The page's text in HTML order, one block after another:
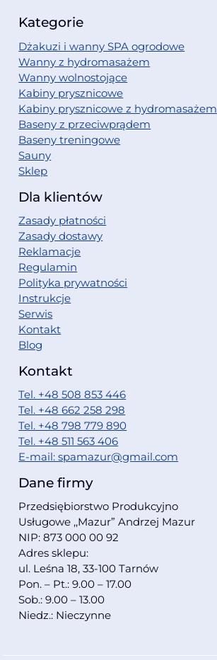
Kategorie
Dżakuzi i wanny SPA ogrodowe
Wanny z hydromasażem
Wanny wolnostojące
Kabiny prysznicowe
Kabiny prysznicowe z hydromasażem
Baseny z przeciwprądem
Baseny treningowe
Sauny
Sklep
Dla klientów
Zasady płatności
Zasady dostawy
Reklamacje
Regulamin
Polityka prywatności
Instrukcje
Serwis
Kontakt
Blog
Kontakt
Tel. +48 508 853 446
Tel. +48 662 258 298
Tel. +48 798 779 890
Tel. +48 511 563 406
E-mail: spamazur@gmail.com
Dane firmy
Przedsiębiorstwo Produkcyjno
Usługowe ,,Mazur” Andrzej Mazur
NIP: 873 000 00 92
Adres sklepu:
ul. Leśna 18, 33-100 Tarnów
Pon. – Pt.: 9.00 – 17.00
Sob.: 9.00 – 13.00
Niedz.: Nieczynne